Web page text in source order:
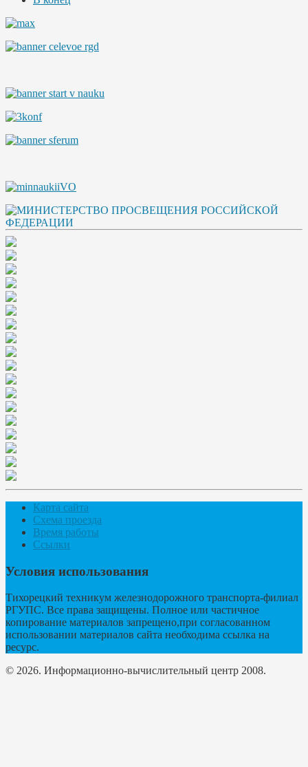
Карта сайта
Схема проезда
Время работы
Ссылки
Условия использования
Тихорецкий техникум железнодорожного транспорта-филиал
РГУПС. Все права защищены. Полное или частичное
копирование материалов запрещено,при согласованном
использовании материалов сайта необходима ссылка на
ресурс.
© 2026. Информационно-вычислительный центр 2008.